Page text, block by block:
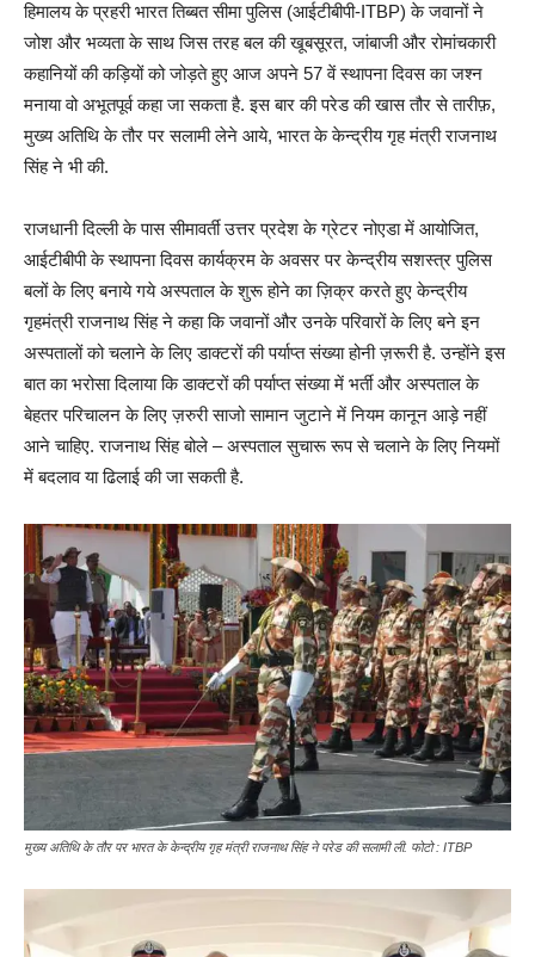
हिमालय के प्रहरी भारत तिब्बत सीमा पुलिस (आईटीबीपी-ITBP) के जवानों ने
जोश और भव्यता के साथ जिस तरह बल की खूबसूरत, जांबाजी और रोमांचकारी
कहानियों की कड़ियों को जोड़ते हुए आज अपने 57 वें स्थापना दिवस का जश्न
मनाया वो अभूतपूर्व कहा जा सकता है. इस बार की परेड की खास तौर से तारीफ़,
मुख्य अतिथि के तौर पर सलामी लेने आये, भारत के केन्द्रीय गृह मंत्री राजनाथ
सिंह ने भी की.
राजधानी दिल्ली के पास सीमावर्ती उत्तर प्रदेश के ग्रेटर नोएडा में आयोजित,
आईटीबीपी के स्थापना दिवस कार्यक्रम के अवसर पर केन्द्रीय सशस्त्र पुलिस
बलों के लिए बनाये गये अस्पताल के शुरू होने का ज़िक्र करते हुए केन्द्रीय
गृहमंत्री राजनाथ सिंह ने कहा कि जवानों और उनके परिवारों के लिए बने इन
अस्पतालों को चलाने के लिए डाक्टरों की पर्याप्त संख्या होनी ज़रूरी है. उन्होंने इस
बात का भरोसा दिलाया कि डाक्टरों की पर्याप्त संख्या में भर्ती और अस्पताल के
बेहतर परिचालन के लिए ज़रुरी साजो सामान जुटाने में नियम कानून आड़े नहीं
आने चाहिए. राजनाथ सिंह बोले – अस्पताल सुचारू रूप से चलाने के लिए नियमों
में बदलाव या ढिलाई की जा सकती है.
मुख्य अतिथि के तौर पर भारत के केन्द्रीय गृह मंत्री राजनाथ सिंह ने परेड की सलामी ली. फोटो : ITBP